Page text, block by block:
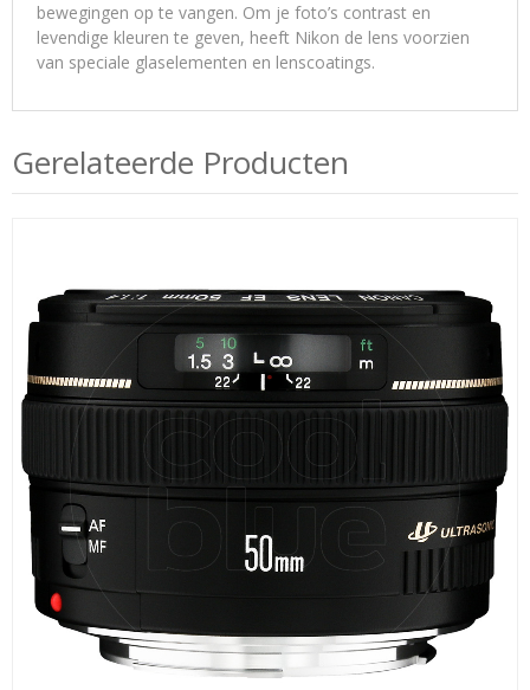
bewegingen op te vangen. Om je foto’s contrast en
levendige kleuren te geven, heeft Nikon de lens voorzien
van speciale glaselementen en lenscoatings.
Gerelateerde Producten